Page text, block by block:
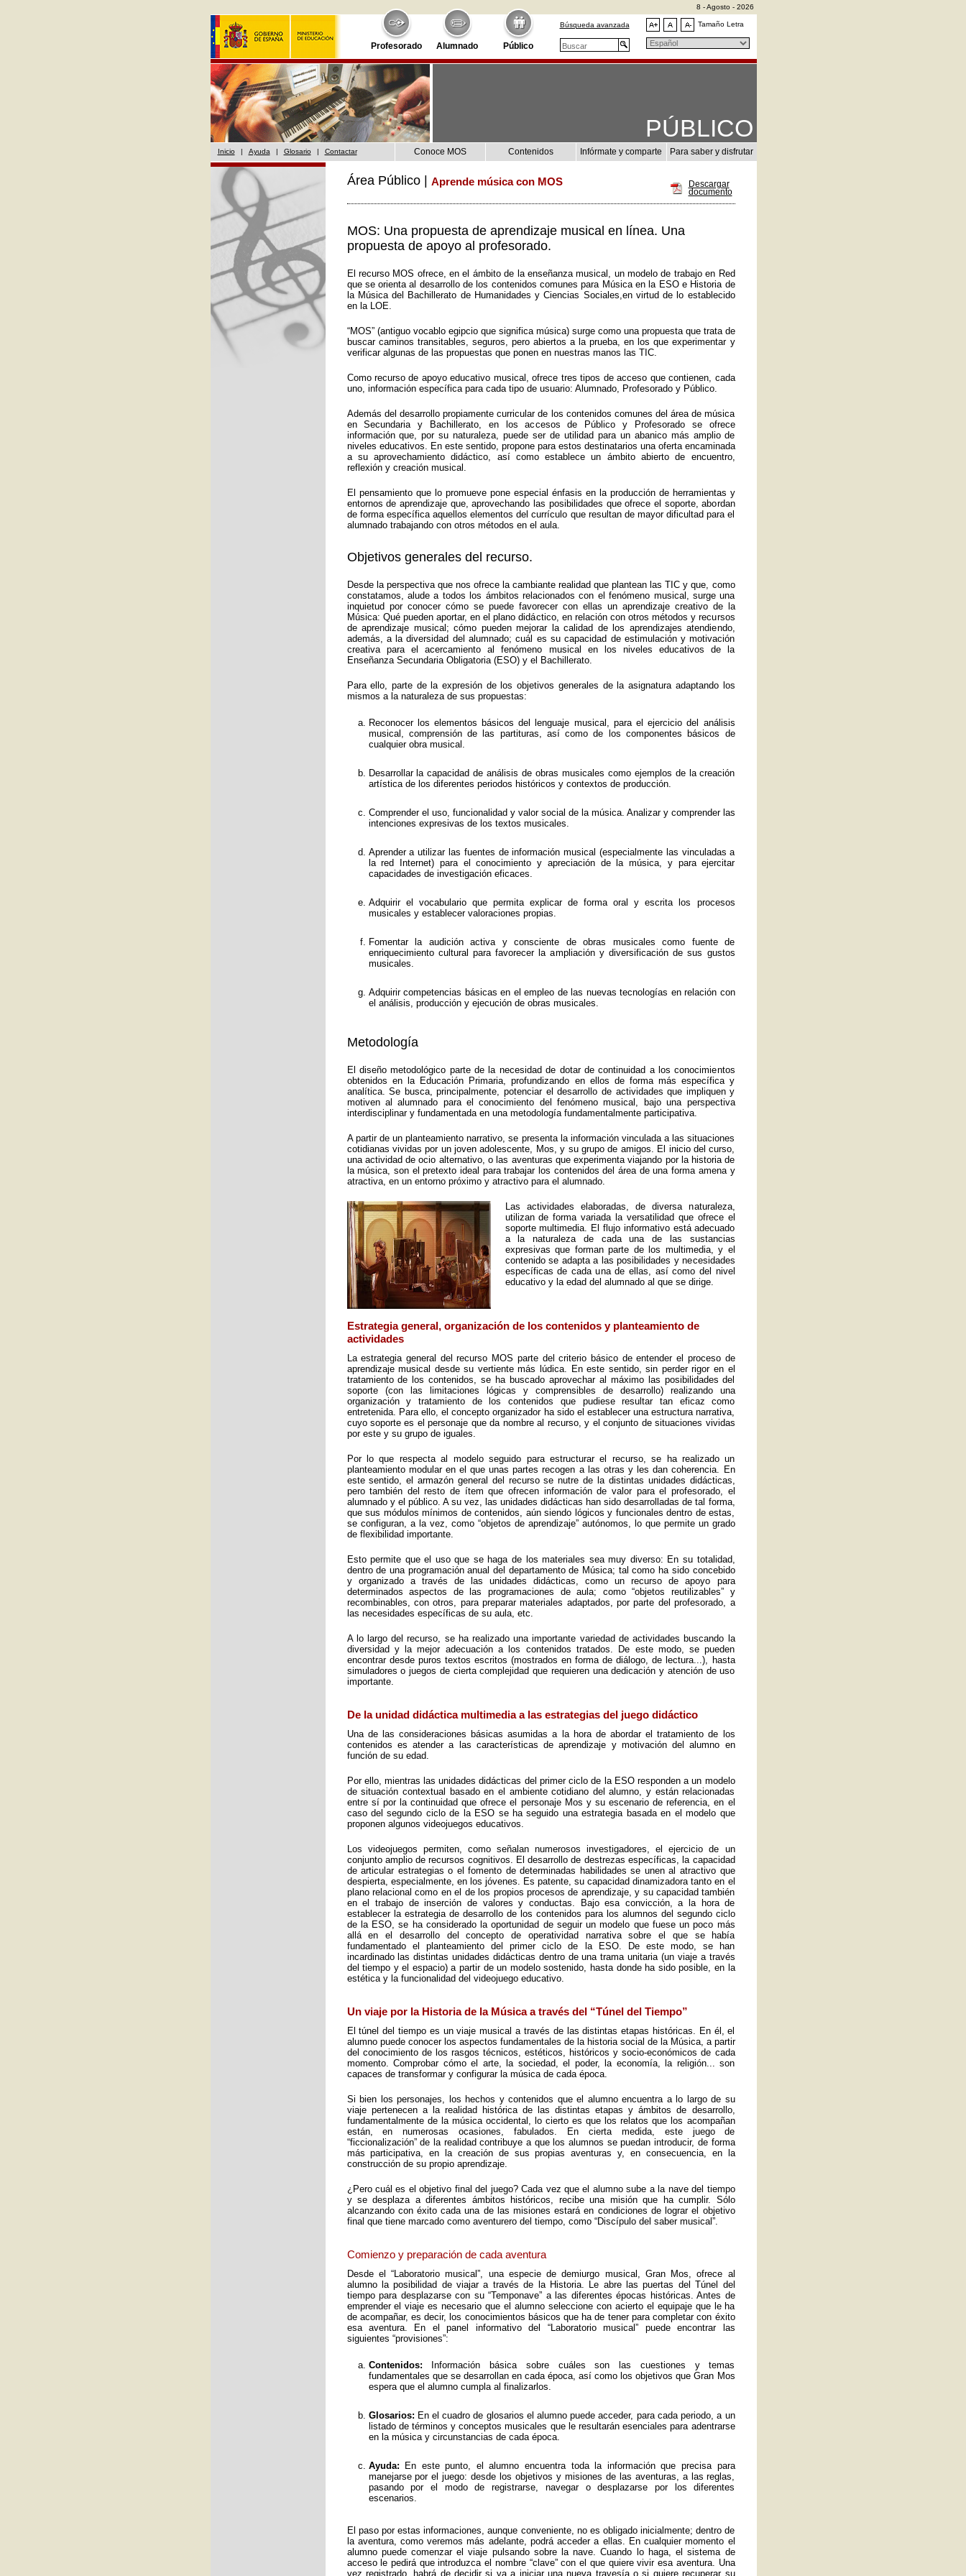
Profesorado Alumnado Público
8 - Agosto - 2026
Búsqueda avanzada Tamaño Letra
PÚBLICO
Inicio | Ayuda | Glosario | Contactar Conoce MOS Contenidos Infórmate y comparte Para saber y disfrutar
Descargar
documento
Área Público | Aprende música con MOS
MOS: Una propuesta de aprendizaje musical en línea. Una
propuesta de apoyo al profesorado.
El recurso MOS ofrece, en el ámbito de la enseñanza musical, un modelo de trabajo en Red
que se orienta al desarrollo de los contenidos comunes para Música en la ESO e Historia de
la Música del Bachillerato de Humanidades y Ciencias Sociales,en virtud de lo establecido
en la LOE.
“MOS” (antiguo vocablo egipcio que significa música) surge como una propuesta que trata de
buscar caminos transitables, seguros, pero abiertos a la prueba, en los que experimentar y
verificar algunas de las propuestas que ponen en nuestras manos las TIC.
Como recurso de apoyo educativo musical, ofrece tres tipos de acceso que contienen, cada
uno, información específica para cada tipo de usuario: Alumnado, Profesorado y Público.
Además del desarrollo propiamente curricular de los contenidos comunes del área de música
en Secundaria y Bachillerato, en los accesos de Público y Profesorado se ofrece
información que, por su naturaleza, puede ser de utilidad para un abanico más amplio de
niveles educativos. En este sentido, propone para estos destinatarios una oferta encaminada
a su aprovechamiento didáctico, así como establece un ámbito abierto de encuentro,
reflexión y creación musical.
El pensamiento que lo promueve pone especial énfasis en la producción de herramientas y
entornos de aprendizaje que, aprovechando las posibilidades que ofrece el soporte, abordan
de forma específica aquellos elementos del currículo que resultan de mayor dificultad para el
alumnado trabajando con otros métodos en el aula.
Objetivos generales del recurso.
Desde la perspectiva que nos ofrece la cambiante realidad que plantean las TIC y que, como
constatamos, alude a todos los ámbitos relacionados con el fenómeno musical, surge una
inquietud por conocer cómo se puede favorecer con ellas un aprendizaje creativo de la
Música: Qué pueden aportar, en el plano didáctico, en relación con otros métodos y recursos
de aprendizaje musical; cómo pueden mejorar la calidad de los aprendizajes atendiendo,
además, a la diversidad del alumnado; cuál es su capacidad de estimulación y motivación
creativa para el acercamiento al fenómeno musical en los niveles educativos de la
Enseñanza Secundaria Obligatoria (ESO) y el Bachillerato.
Para ello, parte de la expresión de los objetivos generales de la asignatura adaptando los
mismos a la naturaleza de sus propuestas:
Reconocer los elementos básicos del lenguaje musical, para el ejercicio del análisis
musical, comprensión de las partituras, así como de los componentes básicos de
cualquier obra musical.
Desarrollar la capacidad de análisis de obras musicales como ejemplos de la creación
artística de los diferentes periodos históricos y contextos de producción.
Comprender el uso, funcionalidad y valor social de la música. Analizar y comprender las
intenciones expresivas de los textos musicales.
Aprender a utilizar las fuentes de información musical (especialmente las vinculadas a
la red Internet) para el conocimiento y apreciación de la música, y para ejercitar
capacidades de investigación eficaces.
Adquirir el vocabulario que permita explicar de forma oral y escrita los procesos
musicales y establecer valoraciones propias.
Fomentar la audición activa y consciente de obras musicales como fuente de
enriquecimiento cultural para favorecer la ampliación y diversificación de sus gustos
musicales.
Adquirir competencias básicas en el empleo de las nuevas tecnologías en relación con
el análisis, producción y ejecución de obras musicales.
Metodología
El diseño metodológico parte de la necesidad de dotar de continuidad a los conocimientos
obtenidos en la Educación Primaria, profundizando en ellos de forma más específica y
analítica. Se busca, principalmente, potenciar el desarrollo de actividades que impliquen y
motiven al alumnado para el conocimiento del fenómeno musical, bajo una perspectiva
interdisciplinar y fundamentada en una metodología fundamentalmente participativa.
A partir de un planteamiento narrativo, se presenta la información vinculada a las situaciones
cotidianas vividas por un joven adolescente, Mos, y su grupo de amigos. El inicio del curso,
una actividad de ocio alternativo, o las aventuras que experimenta viajando por la historia de
la música, son el pretexto ideal para trabajar los contenidos del área de una forma amena y
atractiva, en un entorno próximo y atractivo para el alumnado.
Las actividades elaboradas, de diversa naturaleza,
utilizan de forma variada la versatilidad que ofrece el
soporte multimedia. El flujo informativo está adecuado
a la naturaleza de cada una de las sustancias
expresivas que forman parte de los multimedia, y el
contenido se adapta a las posibilidades y necesidades
específicas de cada una de ellas, así como del nivel
educativo y la edad del alumnado al que se dirige.
Estrategia general, organización de los contenidos y planteamiento de
actividades
La estrategia general del recurso MOS parte del criterio básico de entender el proceso de
aprendizaje musical desde su vertiente más lúdica. En este sentido, sin perder rigor en el
tratamiento de los contenidos, se ha buscado aprovechar al máximo las posibilidades del
soporte (con las limitaciones lógicas y comprensibles de desarrollo) realizando una
organización y tratamiento de los contenidos que pudiese resultar tan eficaz como
entretenida. Para ello, el concepto organizador ha sido el establecer una estructura narrativa,
cuyo soporte es el personaje que da nombre al recurso, y el conjunto de situaciones vividas
por este y su grupo de iguales.
Por lo que respecta al modelo seguido para estructurar el recurso, se ha realizado un
planteamiento modular en el que unas partes recogen a las otras y les dan coherencia. En
este sentido, el armazón general del recurso se nutre de la distintas unidades didácticas,
pero también del resto de ítem que ofrecen información de valor para el profesorado, el
alumnado y el público. A su vez, las unidades didácticas han sido desarrolladas de tal forma,
que sus módulos mínimos de contenidos, aún siendo lógicos y funcionales dentro de estas,
se configuran, a la vez, como “objetos de aprendizaje” autónomos, lo que permite un grado
de flexibilidad importante.
Esto permite que el uso que se haga de los materiales sea muy diverso: En su totalidad,
dentro de una programación anual del departamento de Música; tal como ha sido concebido
y organizado a través de las unidades didácticas, como un recurso de apoyo para
determinados aspectos de las programaciones de aula; como “objetos reutilizables” y
recombinables, con otros, para preparar materiales adaptados, por parte del profesorado, a
las necesidades específicas de su aula, etc.
A lo largo del recurso, se ha realizado una importante variedad de actividades buscando la
diversidad y la mejor adecuación a los contenidos tratados. De este modo, se pueden
encontrar desde puros textos escritos (mostrados en forma de diálogo, de lectura...), hasta
simuladores o juegos de cierta complejidad que requieren una dedicación y atención de uso
importante.
De la unidad didáctica multimedia a las estrategias del juego didáctico
Una de las consideraciones básicas asumidas a la hora de abordar el tratamiento de los
contenidos es atender a las características de aprendizaje y motivación del alumno en
función de su edad.
Por ello, mientras las unidades didácticas del primer ciclo de la ESO responden a un modelo
de situación contextual basado en el ambiente cotidiano del alumno, y están relacionadas
entre sí por la continuidad que ofrece el personaje Mos y su escenario de referencia, en el
caso del segundo ciclo de la ESO se ha seguido una estrategia basada en el modelo que
proponen algunos videojuegos educativos.
Los videojuegos permiten, como señalan numerosos investigadores, el ejercicio de un
conjunto amplio de recursos cognitivos. El desarrollo de destrezas específicas, la capacidad
de articular estrategias o el fomento de determinadas habilidades se unen al atractivo que
despierta, especialmente, en los jóvenes. Es patente, su capacidad dinamizadora tanto en el
plano relacional como en el de los propios procesos de aprendizaje, y su capacidad también
en el trabajo de inserción de valores y conductas. Bajo esa convicción, a la hora de
establecer la estrategia de desarrollo de los contenidos para los alumnos del segundo ciclo
de la ESO, se ha considerado la oportunidad de seguir un modelo que fuese un poco más
allá en el desarrollo del concepto de operatividad narrativa sobre el que se había
fundamentado el planteamiento del primer ciclo de la ESO. De este modo, se han
incardinado las distintas unidades didácticas dentro de una trama unitaria (un viaje a través
del tiempo y el espacio) a partir de un modelo sostenido, hasta donde ha sido posible, en la
estética y la funcionalidad del videojuego educativo.
Un viaje por la Historia de la Música a través del “Túnel del Tiempo”
El túnel del tiempo es un viaje musical a través de las distintas etapas históricas. En él, el
alumno puede conocer los aspectos fundamentales de la historia social de la Música, a partir
del conocimiento de los rasgos técnicos, estéticos, históricos y socio-económicos de cada
momento. Comprobar cómo el arte, la sociedad, el poder, la economía, la religión... son
capaces de transformar y configurar la música de cada época.
Si bien los personajes, los hechos y contenidos que el alumno encuentra a lo largo de su
viaje pertenecen a la realidad histórica de las distintas etapas y ámbitos de desarrollo,
fundamentalmente de la música occidental, lo cierto es que los relatos que los acompañan
están, en numerosas ocasiones, fabulados. En cierta medida, este juego de
“ficcionalización” de la realidad contribuye a que los alumnos se puedan introducir, de forma
más participativa, en la creación de sus propias aventuras y, en consecuencia, en la
construcción de su propio aprendizaje.
¿Pero cuál es el objetivo final del juego? Cada vez que el alumno sube a la nave del tiempo
y se desplaza a diferentes ámbitos históricos, recibe una misión que ha cumplir. Sólo
alcanzando con éxito cada una de las misiones estará en condiciones de lograr el objetivo
final que tiene marcado como aventurero del tiempo, como “Discípulo del saber musical”.
Comienzo y preparación de cada aventura
Desde el “Laboratorio musical”, una especie de demiurgo musical, Gran Mos, ofrece al
alumno la posibilidad de viajar a través de la Historia. Le abre las puertas del Túnel del
tiempo para desplazarse con su “Temponave” a las diferentes épocas históricas. Antes de
emprender el viaje es necesario que el alumno seleccione con acierto el equipaje que le ha
de acompañar, es decir, los conocimientos básicos que ha de tener para completar con éxito
esa aventura. En el panel informativo del “Laboratorio musical” puede encontrar las
siguientes “provisiones”:
Contenidos: Información básica sobre cuáles son las cuestiones y temas
fundamentales que se desarrollan en cada época, así como los objetivos que Gran Mos
espera que el alumno cumpla al finalizarlos.
Glosarios: En el cuadro de glosarios el alumno puede acceder, para cada periodo, a un
listado de términos y conceptos musicales que le resultarán esenciales para adentrarse
en la música y circunstancias de cada época.
Ayuda: En este punto, el alumno encuentra toda la información que precisa para
manejarse por el juego: desde los objetivos y misiones de las aventuras, a las reglas,
pasando por el modo de registrarse, navegar o desplazarse por los diferentes
escenarios.
El paso por estas informaciones, aunque conveniente, no es obligado inicialmente; dentro de
la aventura, como veremos más adelante, podrá acceder a ellas. En cualquier momento el
alumno puede comenzar el viaje pulsando sobre la nave. Cuando lo haga, el sistema de
acceso le pedirá que introduzca el nombre “clave” con el que quiere vivir esa aventura. Una
vez registrado, habrá de decidir si va a iniciar una nueva travesía o si quiere recuperar su